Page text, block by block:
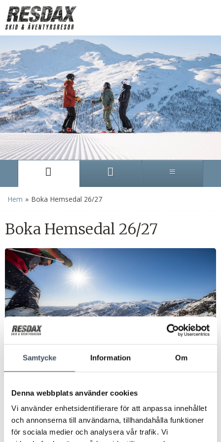
Samtycke Information Om
Denna webbplats använder cookies
Vi använder enhetsidentifierare för att anpassa innehållet
och annonserna till användarna, tillhandahålla funktioner
för sociala medier och analysera vår trafik. Vi
Hem » Boka Hemsedal 26/27
Boka Hemsedal 26/27
2026/2027.
Resorna för Hemsedal säsong 26/27 ligger nu öppet att
boka på hemsidan. De mest populära boenden i Hemsedal
säljer snabbt slut. Boka och säkra din plats redan nu. Hos oss